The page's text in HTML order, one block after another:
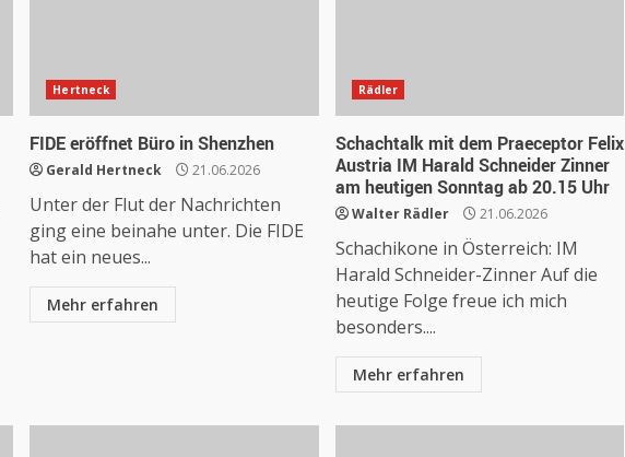
Hertneck
FIDE eröffnet Büro in Shenzhen
Gerald Hertneck 21.06.2026
Unter der Flut der Nachrichten
ging eine beinahe unter. Die FIDE
hat ein neues...
Mehr erfahren
Rädler
Schachtalk mit dem Praeceptor Felix
Austria IM Harald Schneider Zinner
am heutigen Sonntag ab 20.15 Uhr
Walter Rädler 21.06.2026
Schachikone in Österreich: IM
Harald Schneider-Zinner Auf die
heutige Folge freue ich mich
besonders....
Mehr erfahren